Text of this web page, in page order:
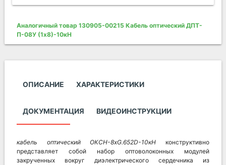
Аналогичный товар 130905-00215 Кабель оптический ДПТ-
П-08У (1х8)-10кН
ОПИСАНИЕ ХАРАКТЕРИСТИКИ
ДОКУМЕНТАЦИЯ ВИДЕОИНСТРУКЦИИ
кабель оптический ОКСН-8хG.652D-10кН конструктивно
представляет собой набор оптоволоконных модулей
закрученных вокруг диэлектрического сердечника из